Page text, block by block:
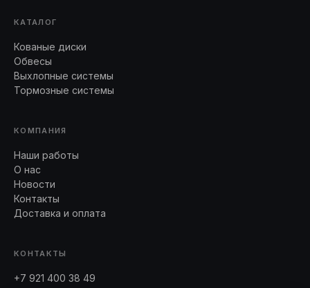
КАТАЛОГ
Кованые диски
Обвесы
Выхлопные системы
Тормозные системы
КОМПАНИЯ
Наши работы
О нас
Новости
Контакты
Доставка и оплата
КОНТАКТЫ
+7 921 400 38 49